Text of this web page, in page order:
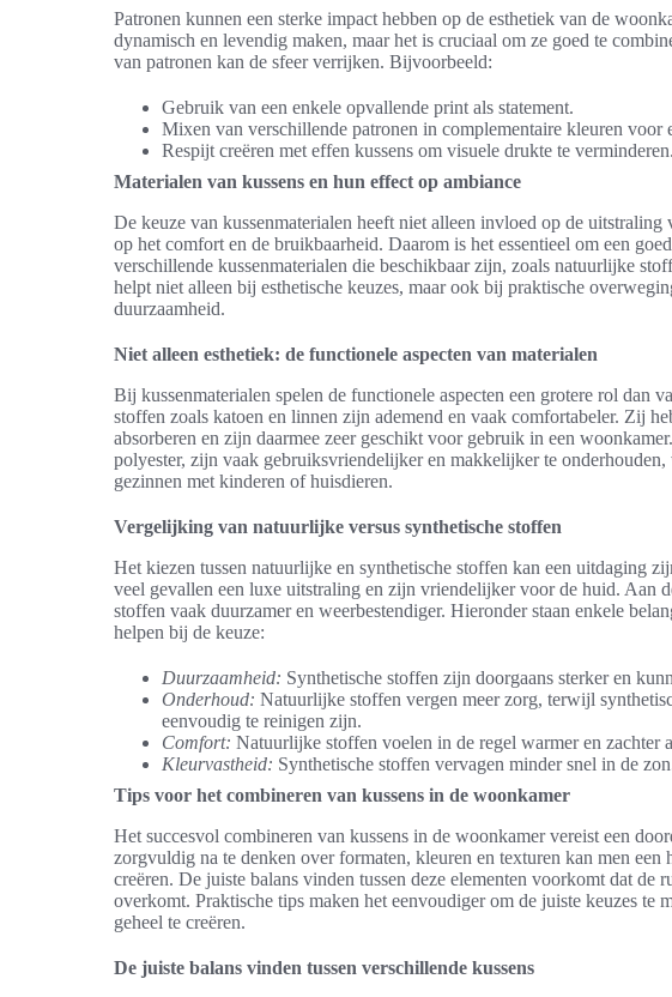
Patronen kunnen een sterke impact hebben op de esthetiek van de
dynamisch en levendig maken, maar het is cruciaal om ze goed te
van patronen kan de sfeer verrijken. Bijvoorbeeld:
Gebruik van een enkele opvallende print als statement.
Mixen van verschillende patronen in complementaire kleuren voor
Respijt creëren met effen kussens om visuele drukte te verminderen.
Materialen van kussens en hun effect op ambiance
De keuze van kussenmaterialen heeft niet alleen invloed op de uitstraling
op het comfort en de bruikbaarheid. Daarom is het essentieel om een
verschillende kussenmaterialen die beschikbaar zijn, zoals natuurlijke
helpt niet alleen bij esthetische keuzes, maar ook bij praktische
duurzaamheid.
Niet alleen esthetiek: de functionele aspecten van materialen
Bij kussenmaterialen spelen de functionele aspecten een grotere rol dan
stoffen zoals katoen en linnen zijn ademend en vaak comfortabeler. Zij
absorberen en zijn daarmee zeer geschikt voor gebruik in een
polyester, zijn vaak gebruiksvriendelijker en makkelijker te
gezinnen met kinderen of huisdieren.
Vergelijking van natuurlijke versus synthetische stoffen
Het kiezen tussen natuurlijke en synthetische stoffen kan een uitdaging
veel gevallen een luxe uitstraling en zijn vriendelijker voor de huid. Aan
stoffen vaak duurzamer en weerbestendiger. Hieronder staan enkele
helpen bij de keuze:
Duurzaamheid: Synthetische stoffen zijn doorgaans sterker en
Onderhoud: Natuurlijke stoffen vergen meer zorg, terwijl
eenvoudig te reinigen zijn.
Comfort: Natuurlijke stoffen voelen in de regel warmer en zachter
Kleurvastheid: Synthetische stoffen vervagen minder snel in de
Tips voor het combineren van kussens in de woonkamer
Het succesvol combineren van kussens in de woonkamer vereist een
zorgvuldig na te denken over formaten, kleuren en texturen kan men een
creëren. De juiste balans vinden tussen deze elementen voorkomt dat de
overkomt. Praktische tips maken het eenvoudiger om de juiste keuzes te
geheel te creëren.
De juiste balans vinden tussen verschillende kussens